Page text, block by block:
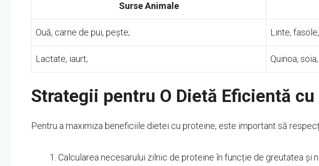
Surse Animale
Ouă, carne de pui, pește; Linte,
Lactate, iaurt; Quinoa,
Strategii pentru O Dietă Eficientă
Pentru a maximiza beneficiile dietei cu proteine, este important să
Calcularea necesarului zilnic de proteine în funcție de greutatea și